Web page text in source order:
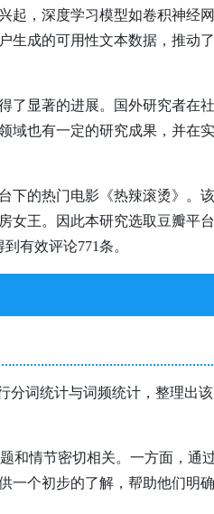
起，深度学习模型如卷积神经
生成的可用性文本数据，推
了显著的进展。国外研究者
域也有一定的研究成果，并
下的热门电影《热辣滚烫》。
女王。因此本研究选取豆瓣平
有效评论771条。
分词统计与词频统计，整理
和情节密切相关。一方面，通
一个初步的了解，帮助他们明